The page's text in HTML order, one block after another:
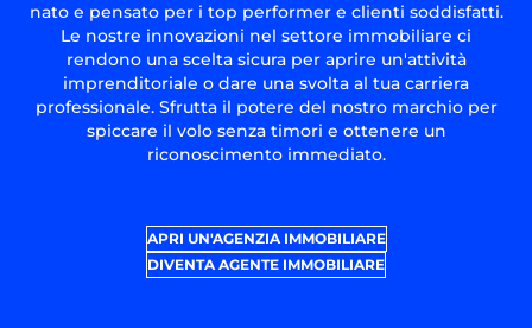
nato e pensato per i top performer e clienti soddisfatti.
Le nostre innovazioni nel settore immobiliare ci
rendono una scelta sicura per aprire un'attività
imprenditoriale o dare una svolta al tua carriera
professionale. Sfrutta il potere del nostro marchio per
spiccare il volo senza timori e ottenere un
riconoscimento immediato.
APRI UN'AGENZIA IMMOBILIARE
DIVENTA AGENTE IMMOBILIARE